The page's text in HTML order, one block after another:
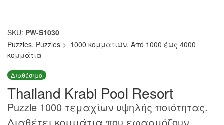
SKU: PW-S1030
Puzzles, Puzzles >=1000 κομματιών, Από 1000 έως 4000
κομμάτια
Διαθέσιμο
Thailand Krabi Pool Resort
Puzzle 1000 τεμαχίων υψηλής ποιότητας.
Διαθέτει κομμάτια που εφαρμόζουν